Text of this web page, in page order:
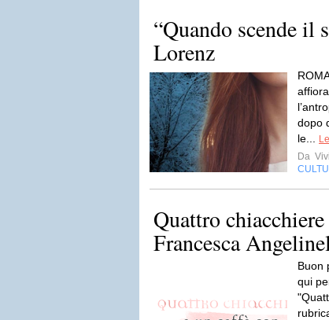
“Quando scende il
Lorenz
dopo
le...
Da
Quattro
Francesca
Buon
qui